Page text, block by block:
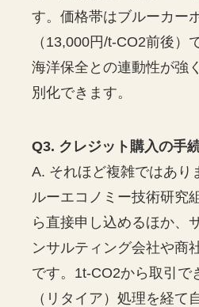
す。価格帯はブルーカー
（13,000円/t-CO2前後）
海洋保全との連動性が強
別化できます。
Q3. クレジット購入の手
A. それほど複雑ではあり
ルーエコノミー技術研究
ら直接申し込めるほか、
ンサルティング会社や商
です。1t-CO2から取引で
（リタイア）処理を経て